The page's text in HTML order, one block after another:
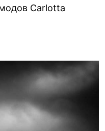
Carlotta